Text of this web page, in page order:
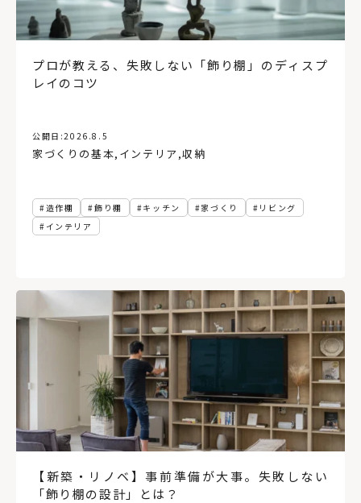
プロが教える、失敗しない「飾り棚」のディスプ
レイのコツ
公開日:2026.8.5
家づくりの基本, インテリア ,収納
造作棚 飾り棚 キッチン 家づくり
リビング
インテリア
【新築・リノベ】事前準備が大事。失敗しない
「飾り棚の設計」とは？